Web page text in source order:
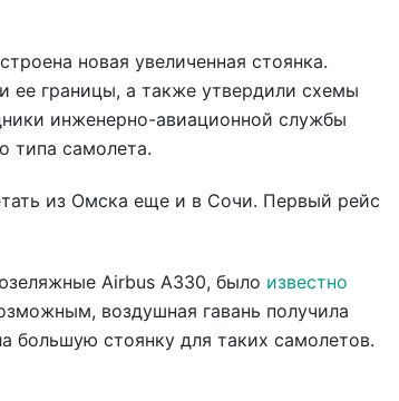
новая увеличенная стоянка.
ее границы, а также утвердили схемы
инженерно-авиационной службы
типа самолета.
из Омска еще и в Сочи. Первый рейс
Airbus A330, было известно
воздушная гавань получила
большую стоянку для таких самолетов.